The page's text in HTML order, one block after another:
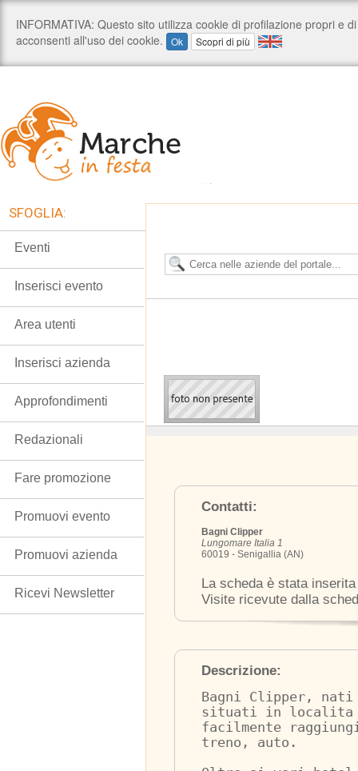
Contatti:
Bagni Clipper
Lungomare Italia 1
60019 - Senigallia (AN)
La scheda è stata
Visite ricevute dalla
Descrizione:
Bagni Clipper,
situati in localita
facilmente
treno, auto.
SFOGLIA:
Eventi
Inserisci evento
Area utenti
Inserisci azienda
Approfondimenti
Redazionali
Fare promozione
Promuovi evento
Promuovi azienda
Ricevi Newsletter